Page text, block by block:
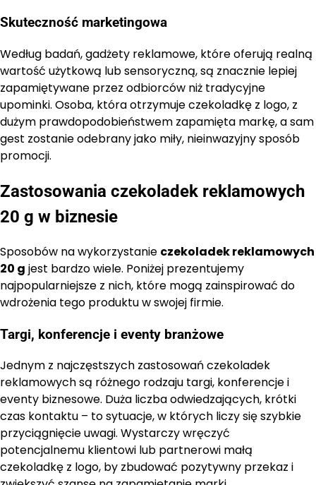
Skuteczność marketingowa
Według badań, gadżety reklamowe, które oferują realną
wartość użytkową lub sensoryczną, są znacznie lepiej
zapamiętywane przez odbiorców niż tradycyjne
upominki. Osoba, która otrzymuje czekoladkę z logo, z
dużym prawdopodobieństwem zapamięta markę, a sam
gest zostanie odebrany jako miły, nieinwazyjny sposób
promocji.
Zastosowania czekoladek reklamowych
20 g w biznesie
Sposobów na wykorzystanie czekoladek reklamowych
20 g jest bardzo wiele. Poniżej prezentujemy
najpopularniejsze z nich, które mogą zainspirować do
wdrożenia tego produktu w swojej firmie.
Targi, konferencje i eventy branżowe
Jednym z najczęstszych zastosowań czekoladek
reklamowych są różnego rodzaju targi, konferencje i
eventy biznesowe. Duża liczba odwiedzających, krótki
czas kontaktu – to sytuacje, w których liczy się szybkie
przyciągnięcie uwagi. Wystarczy wręczyć
potencjalnemu klientowi lub partnerowi małą
czekoladkę z logo, by zbudować pozytywny przekaz i